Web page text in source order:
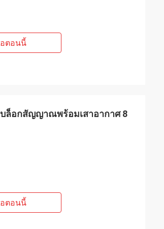
ตอนนี้
ล็อกสัญญาณพร้อมเสาอากาศ 8
ตอนนี้